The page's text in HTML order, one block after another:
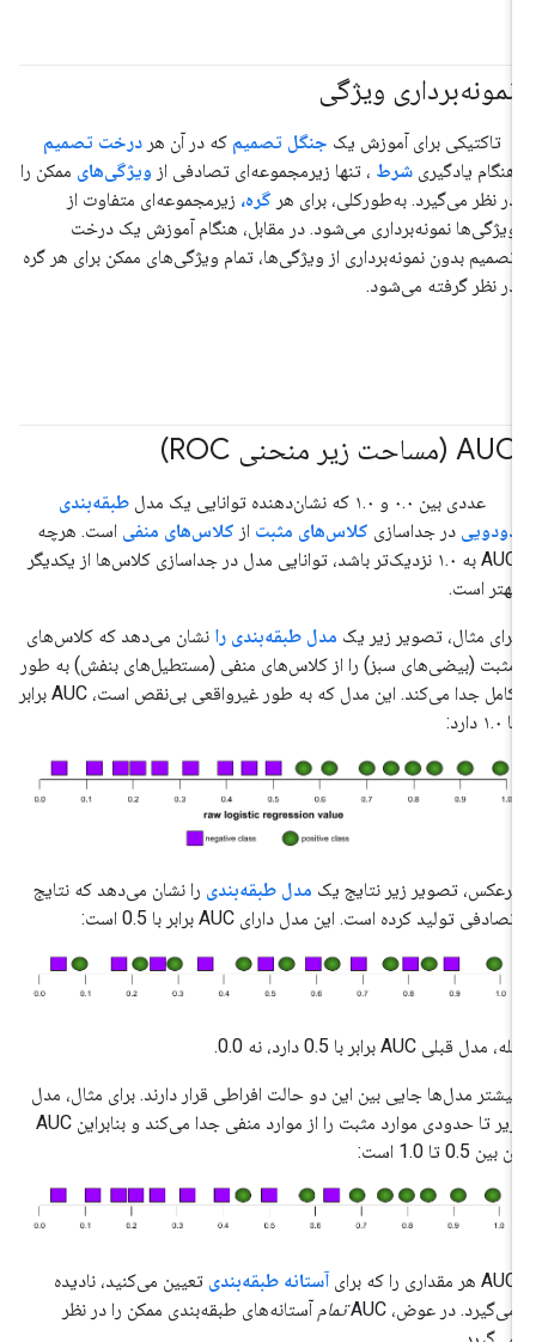
نمونه‌برداری ویژگی
#دی‌اف
تاکتیکی برای آموزش یکجنگل تصمیمکه در آن هردرخت تصمیم
هنگام یادگیری شرط ، تنها زیرمجموعه‌ای تصادفی از ویژگی‌هایممکن را
در نظر می‌گیرد. به‌طورکلی، برای هرگره،زیرمجموعه‌ای متفاوت از
ویژگی‌ها نمونه‌برداری می‌شود. در مقابل، هنگام آموزش یک درخت
تصمیم بدون نمونه‌برداری از ویژگی‌ها، تمام ویژگی‌های ممکن برای هر گره
در نظر گرفته می‌شود.
AUC (مساحت زیر منحنی ROC) #مبانی
عددی بین ۰.۰ و ۱.۰ که نشان‌دهنده توانایی یک مدل
طبقه‌بندی
دودوییدر جداسازیکلاس‌های مثبتاز کلاس‌های منفیاست. هرچه
AUC به ۱.۰ نزدیک‌تر باشد، توانایی مدل در جداسازی کلاس‌ها از یکدیگر
بهتر است.
برای مثال، تصویر زیر یکمدل طبقه‌بندی رانشان می‌دهد که کلاس‌های
مثبت (بیضی‌های سبز) را از کلاس‌های منفی (مستطیل‌های بنفش) به طور
کامل جدا می‌کند. این مدل که به طور غیرواقعی بی‌نقص است، AUC برابر
برعکس، تصویر زیر نتایج یکمدل طبقه‌بندیرا نشان می‌دهد که نتایج
تصادفی تولید کرده است. این مدل دارای AUC برابر با 0.5 است:
بله، مدل قبلی AUC برابر با 0.5 دارد، نه 0.0.
بیشتر مدل‌ها جایی بین این دو حالت افراطی قرار دارند. برای مثال، مدل
زیر تا حدودی موارد مثبت را از موارد منفی جدا می‌کند و بنابراین AUC
آن بین 0.5 تا 1.0 است:
AUC هر مقداری را که برای آستانه طبقه‌بندیتعیین می‌کنید، نادیده
می‌گیرد. در عوض، AUC
تمامآستانه‌های طبقه‌بندی ممکن را در نظر